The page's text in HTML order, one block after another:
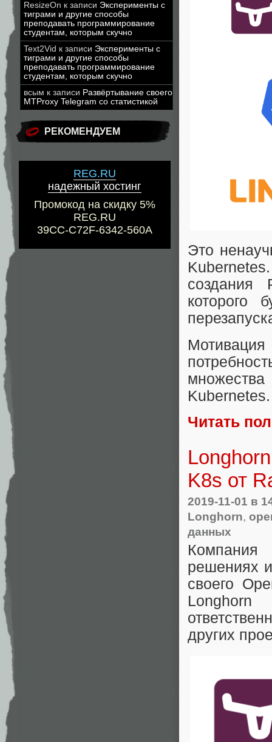
ResizeOn к записи Эксперименты с
тиграми и другие способы
преподавать программирование
студентам, которым скучно
Text2Vid к записи Эксперименты с
тиграми и другие способы
преподавать программирование
студентам, которым скучно
всым к записи Развёртывание своего
MTProxy Telegram со статистикой
РЕКОМЕНДУЕМ
REG.RU
надежный хостинг
Промокод на скидку 5%
REG.RU
39CC-C72F-6342-560A
Это
создания
которого
Kubernetes.
Читать
K8s от
2019-11-01 в
Longhorn,
данных
решениях
своего
Longhorn
других